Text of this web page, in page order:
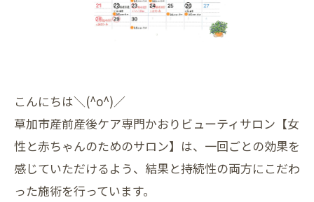
こんにちは＼(^o^)／
草加市産前産後ケア専門かおりビューティサロン【女
性と赤ちゃんのためのサロン】は、一回ごとの効果を
感じていただけるよう、結果と持続性の両方にこだわ
った施術を行っています。